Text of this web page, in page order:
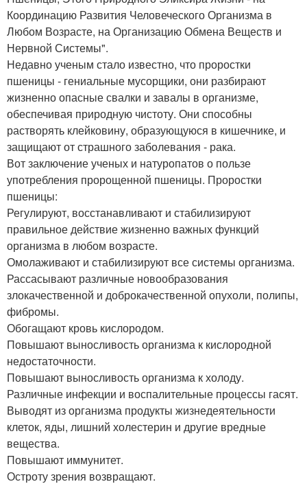
Координацию Развития Человеческого Организма в
Любом Возрасте, на Организацию Обмена Веществ и
Нервной Системы".
Недавно ученым стало известно, что проростки
пшеницы - гениальные мусорщики, они разбирают
жизненно опасные свалки и завалы в организме,
обеспечивая природную чистоту. Они способны
растворять клейковину, образующуюся в кишечнике, и
защищают от страшного заболевания - рака.
Вот заключение ученых и натуропатов о пользе
употребления пророщенной пшеницы. Проростки
пшеницы:
Регулируют, восстанавливают и стабилизируют
правильное действие жизненно важных функций
организма в любом возрасте.
Омолаживают и стабилизируют все системы организма.
Рассасывают различные новообразования
злокачественной и доброкачественной опухоли, полипы,
фибромы.
Обогащают кровь кислородом.
Повышают выносливость организма к кислородной
недостаточности.
Повышают выносливость организма к холоду.
Различные инфекции и воспалительные процессы гасят.
Выводят из организма продукты жизнедеятельности
клеток, яды, лишний холестерин и другие вредные
вещества.
Повышают иммунитет.
Остроту зрения возвращают.